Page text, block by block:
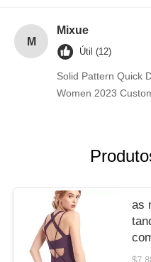
M
Mixue
Útil (12)
Solid Pattern Quick
Women 2023
as